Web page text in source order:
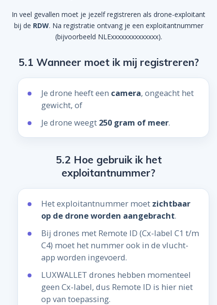
In veel gevallen moet je jezelf registreren als drone-exploitant
bij de RDW. Na registratie ontvang je een exploitantnummer
(bijvoorbeeld NLExxxxxxxxxxxxxx).
5.1 Wanneer moet ik mij registreren?
Je drone heeft een camera, ongeacht het
gewicht, of
Je drone weegt 250 gram of meer.
5.2 Hoe gebruik ik het
exploitantnummer?
Het exploitantnummer moet zichtbaar
op de drone worden aangebracht.
Bij drones met Remote ID (Cx-label C1 t/m
C4) moet het nummer ook in de vlucht-
app worden ingevoerd.
LUXWALLET drones hebben momenteel
geen Cx-label, dus Remote ID is hier niet
op van toepassing.